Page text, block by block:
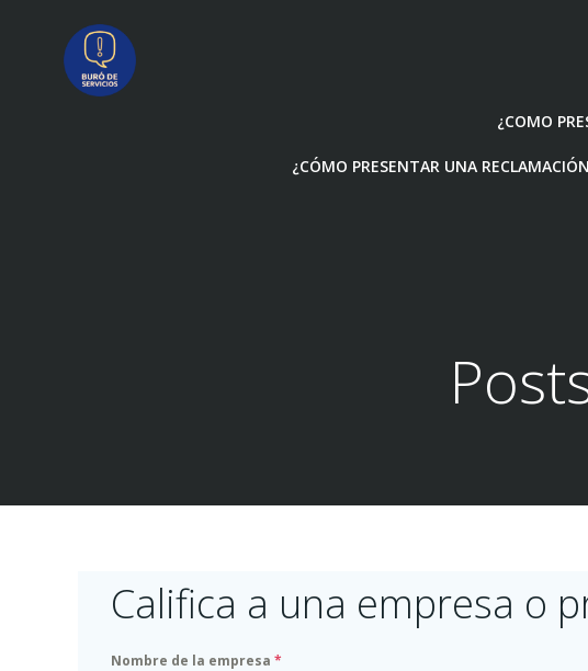
contenido
¿COMO
¿CÓMO PRESENTAR UNA
Califica a una empresa o
Nombre de la empresa *